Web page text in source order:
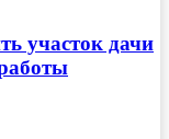
участок дачи